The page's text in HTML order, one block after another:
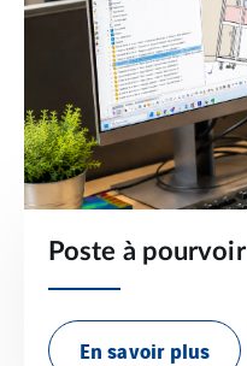
Poste à pourvoir
En savoir plus